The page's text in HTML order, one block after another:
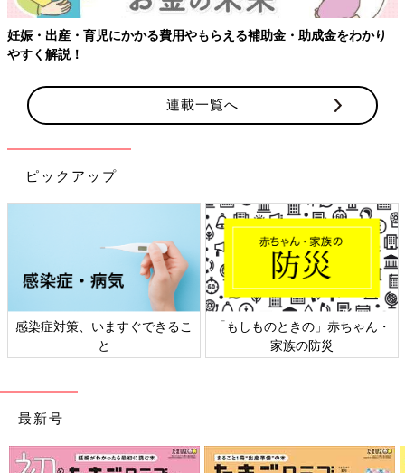
連載一覧へ
ピックアップ
日本外来小児科学会リーフレッ
ト検討会
六星占術 細木かおりさんの人生
相談
最新号